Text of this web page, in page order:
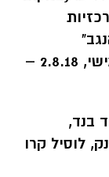
–
בנד,
לוסיל קרו